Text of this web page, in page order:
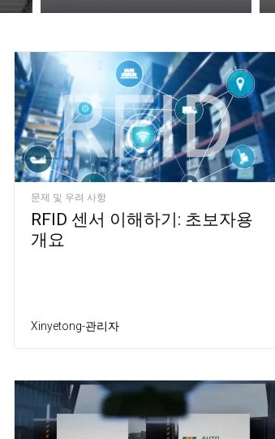
문제 및 우려 사항
RFID 센서 이해하기: 초보자용
개요
Xinyetong-관리자